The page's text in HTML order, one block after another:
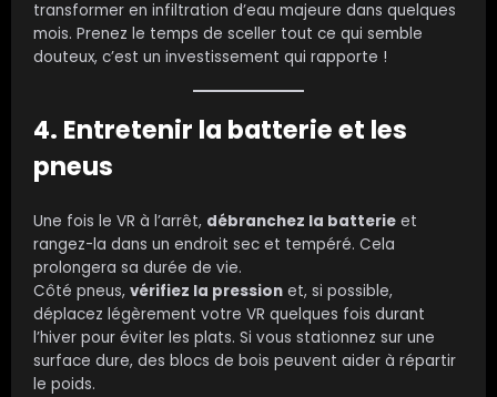
transformer en infiltration d’eau majeure dans quelques
mois. Prenez le temps de sceller tout ce qui semble
douteux, c’est un investissement qui rapporte !
4. Entretenir la batterie et les
pneus
Une fois le VR à l’arrêt, débranchez la batterie et
rangez-la dans un endroit sec et tempéré. Cela
prolongera sa durée de vie.
Côté pneus, vérifiez la pression et, si possible,
déplacez légèrement votre VR quelques fois durant
l’hiver pour éviter les plats. Si vous stationnez sur une
surface dure, des blocs de bois peuvent aider à répartir
le poids.